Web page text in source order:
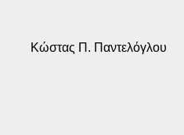
Κώστας Π. Παντελόγλου